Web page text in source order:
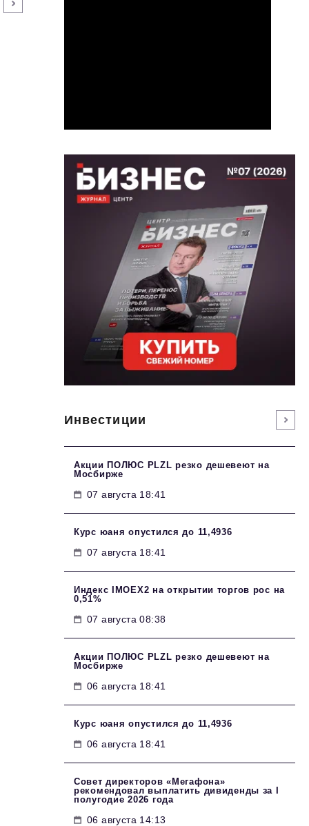
Инвестиции
Акции ПОЛЮС PLZL резко дешевеют на
Мосбирже
07 августа 18:41
Курс юаня опустился до 11,4936
07 августа 18:41
Индекс IMOEX2 на открытии торгов рос на
0,51%
07 августа 08:38
Акции ПОЛЮС PLZL резко дешевеют на
Мосбирже
06 августа 18:41
Курс юаня опустился до 11,4936
06 августа 18:41
Совет директоров «Мегафона»
рекомендовал выплатить дивиденды за I
полугодие 2026 года
06 августа 14:13